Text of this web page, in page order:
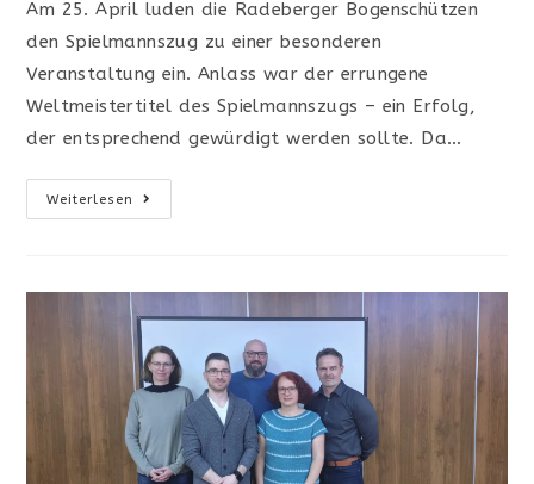
Am 25. April luden die Radeberger Bogenschützen
den Spielmannszug zu einer besonderen
Veranstaltung ein. Anlass war der errungene
Weltmeistertitel des Spielmannszugs – ein Erfolg,
der entsprechend gewürdigt werden sollte. Da…
Weiterlesen
Weltmeisterliche
Spielleute